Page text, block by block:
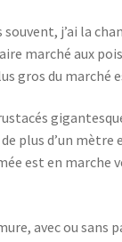
j’ai la
marché aux
du marché
plus d’un
est en marche
avec ou sans